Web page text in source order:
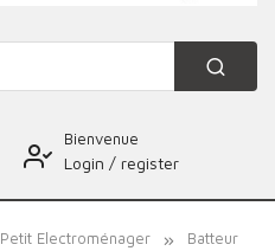
Bienvenue
Login / register
Petit Electroménager
Batteur